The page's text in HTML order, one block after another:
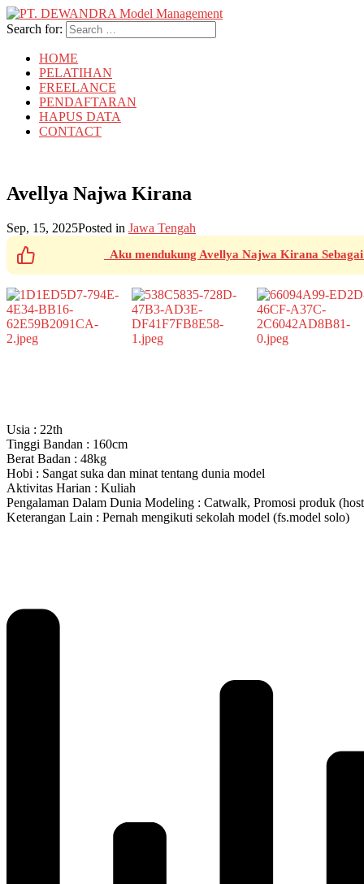
Search for:
HOME
PELATIHAN
FREELANCE
PENDAFTARAN
HAPUS DATA
CONTACT
Avellya Najwa Kirana
Sep, 15, 2025Posted in Jawa Tengah
Aku mendukung Avellya Najwa Kirana
Usia : 22th
Tinggi Bandan : 160cm
Berat Badan : 48kg
Hobi : Sangat suka dan minat tentang dunia model
Aktivitas Harian : Kuliah
Pengalaman Dalam Dunia Modeling : Catwalk, Promosi produk
Keterangan Lain : Pernah mengikuti sekolah model (fs.model solo)